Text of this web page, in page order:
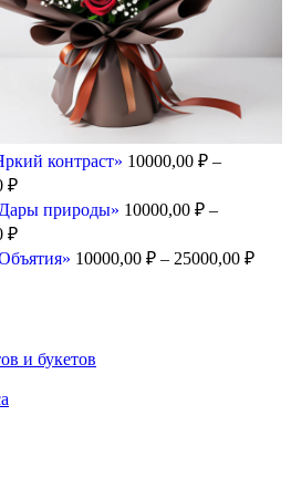
контраст» 10000,00 ₽ –
₽
природы» 10000,00 ₽ –
₽
10000,00 ₽ – 25000,00 ₽
и букетов